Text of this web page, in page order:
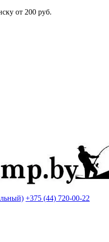
от 200 руб.
+375 (44) 720-00-22